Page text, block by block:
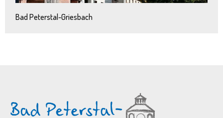
Bad Peterstal-Griesbach